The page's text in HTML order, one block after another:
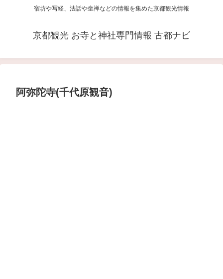
宿坊や写経、法話や坐禅などの情報を集めた京都観光情報
京都観光 お寺と神社専門情報 古都ナビ
阿弥陀寺(千代原観音)